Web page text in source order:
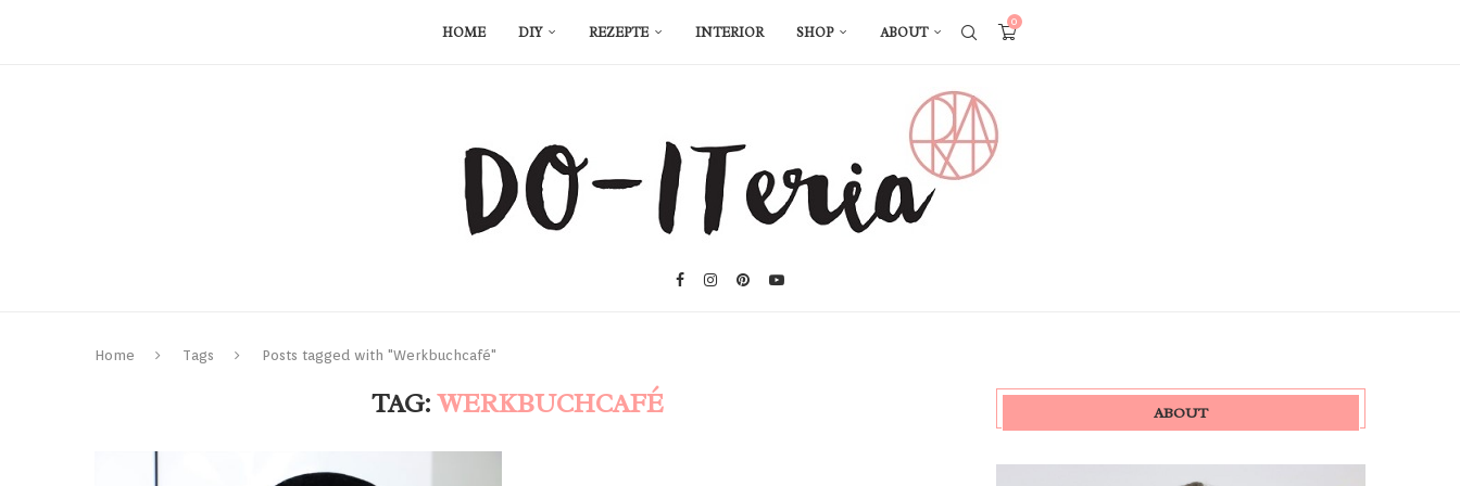
HOME DIY REZEPTE INTERIOR SHOP ABOUT
0
Home Tags Posts tagged with "Werkbuchcafé"
TAG:WERKBUCHCAFÉ ABOUT